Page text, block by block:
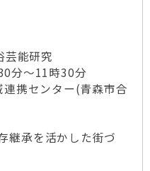
芸能研究
分～11時30分
連携センター(青森市合
継承を活かした街づ